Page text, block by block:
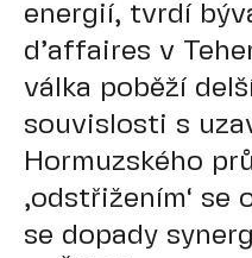
energií, tvrdí
d’affaires v
válka poběží
souvislosti s
Hormuzského
‚odstřižením‘ se
se dopady